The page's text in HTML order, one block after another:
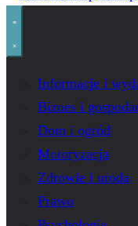
Informacje i
Biznes i
Dom i ogród
Motoryzacja
Zdrowie i uroda
Prawo